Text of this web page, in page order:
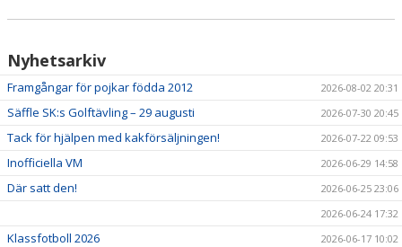
Nyhetsarkiv
Framgångar för pojkar födda 2012 2026-08-02 20:31
Säffle SK:s Golftävling – 29 augusti 2026-07-30 20:45
Tack för hjälpen med kakförsäljningen! 2026-07-22 09:53
Inofficiella VM 2026-06-29 14:58
Där satt den!
2026-06-25 23:06
2026-06-24 17:32
Klassfotboll 2026 2026-06-17 10:02